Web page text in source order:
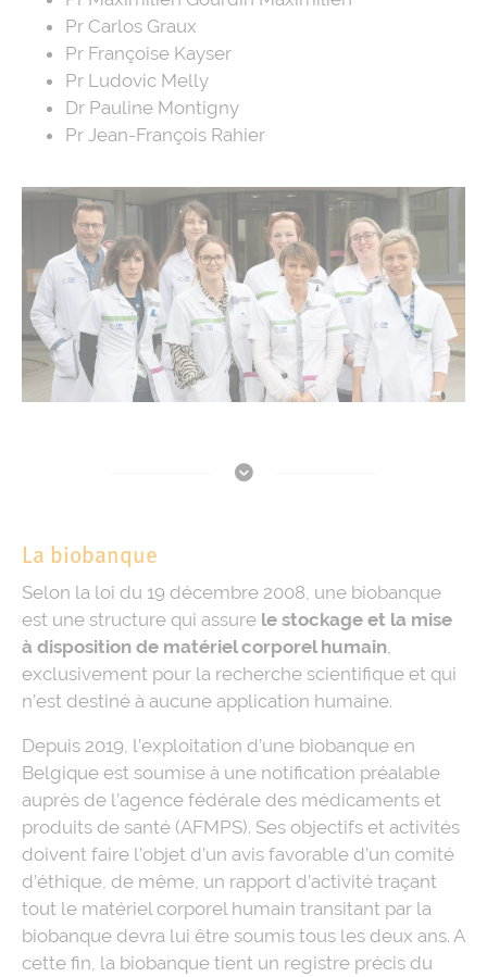
Pr Carlos Graux
Pr Françoise Kayser
Pr Ludovic Melly
Dr Pauline Montigny
Pr Jean-François Rahier
La biobanque
Selon la loi du 19 décembre 2008, une biobanque
est une structure qui assure le stockage et la mise
à disposition de matériel corporel humain
exclusivement pour la recherche scientifique et qui
n’est destiné à aucune application humaine.
Depuis 2019, l’exploitation d’une biobanque en
Belgique est soumise à une notification préalable
auprès de l’agence fédérale des médicaments et
produits de santé (AFMPS). Ses objectifs et activités
doivent faire l’objet d’un avis favorable d’un comité
d’éthique, de même, un rapport d’activité traçant
tout le matériel corporel humain transitant par la
biobanque devra lui être soumis tous les deux ans. A
cette fin, la biobanque tient un registre précis du